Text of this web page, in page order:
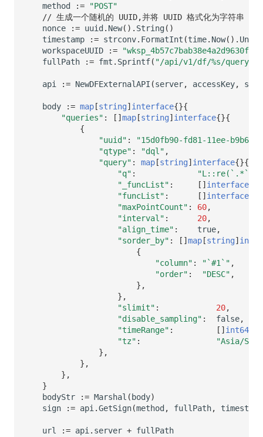
method
:=
"POST"
// 生成一个随机的 UUID,并将 UUID 格式化为字符串
nonce
:= uuid. New(). String()
timestamp
:= strconv. FormatInt (time. Now(). Unix
workspaceUUID
:=
fullPath
:= fmt . Sprintf( "/api/v1/df/%s/
api := NewDFExternalAPI (server, accessKey,
body := map[string]interface{}{
"queries" : []map[string]interface{}{
{
"uuid" :
"15d0fb90-fd81-11ee-b9b6-
"qtype" : "dql" ,
"query" : map[string]interface{}{
"q" :
"_funcList" : []interface
"funcList" : []interface
"maxPointCount" : 60,
"interval" : 20,
"align_time" : true,
"sorder_by" : []map[string]
{
"column" : "`#1`" ,
"order" : "DESC" ,
},
},
"slimit" : 20,
"disable_sampling" : false,
"timeRange" : []int64
"tz" :
"Asia/
},
},
},
}
bodyStr
:= Marshal (body)
sign
:= api .GetSign(method, fullPath, timestamp
url := api . server + fullPath